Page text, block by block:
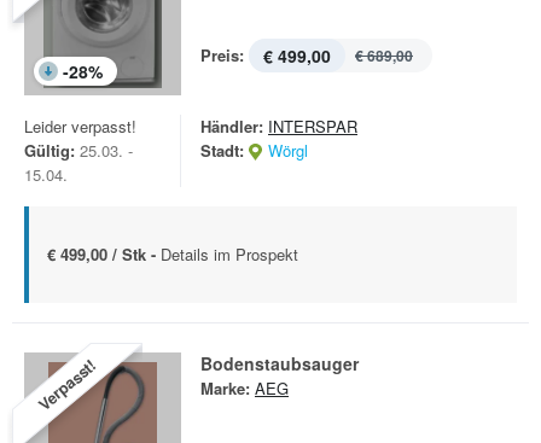
-28%
Preis: € 499,00 € 689,00
Leider verpasst!
Gültig: 25.03. -
15.04.
Händler: INTERSPAR
Stadt:
Wörgl
€ 499,00 / Stk - Details im Prospekt
Verpasst! Bodenstaubsauger
Marke: AEG